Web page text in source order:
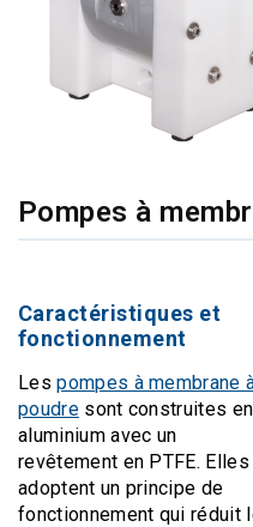
Pompes à
Caractéristiques et
fonctionnement
Lespompes à membrane
poudresont construites en
aluminium avec un
revêtement en PTFE. Elles
adoptent un principe de
fonctionnement qui réduit